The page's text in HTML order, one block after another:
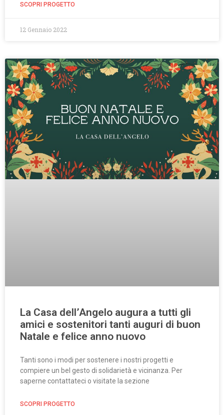
SCOPRI PROGETTO
12 Gennaio 2022
La Casa dell’Angelo augura a tutti gli
amici e sostenitori tanti auguri di buon
Natale e felice anno nuovo
Tanti sono i modi per sostenere i nostri progetti e
compiere un bel gesto di solidarietà e vicinanza. Per
saperne contattateci o visitate la sezione
SCOPRI PROGETTO